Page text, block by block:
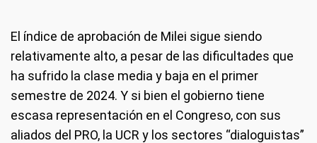
El índice de aprobación de Milei sigue siendo
relativamente alto, a pesar de las dificultades que
ha sufrido la clase media y baja en el primer
semestre de 2024. Y si bien el gobierno tiene
escasa representación en el Congreso, con sus
aliados del PRO, la UCR y los sectores “dialoguistas”